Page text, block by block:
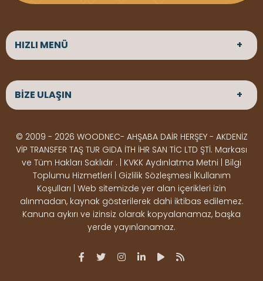
HIZLI MENÜ
ANASAYFA
HAKKIMIZDA
ÜRÜNLER
Çeşitlerimiz
Çeşitlerimiz
Kereste
Çeşitlerimiz
Ahşap
Pergole
Ürünler
Deck Montaj
Ahşap
Dekorasyon
OSB,
BİZE ULAŞIN
BİZE ULAŞIN
Altınkale mah Osmangazi cad. no 355 Döşemealtı
Antalya
ÇALIŞMA SAATLERİ
Hafta içi : Haftaiçi 09:00 - 18:00
Hafta sonu : Cumartesi 10:00 - 15:00
İLETİŞİM
© 2009 - 2026 WOODNEC- AHŞABA DAİR HERŞEY - AKDENİZ
VİP TRANSFER TAŞ TUR GIDA İTH İHR SAN TİC LTD ŞTİ. Markası
ve Tüm Hakları Saklıdır . | KVKK Aydınlatma Metni | Bilgi
Toplumu Hizmetleri | Gizlilik Sözleşmesi |Kullanım
Koşulları | Web sitemizde yer alan içerikleri izin
alınmadan, kaynak gösterilerek dahi iktibas edilemez.
Kanuna aykırı ve izinsiz olarak kopyalanamaz, başka
yerde yayınlanamaz.